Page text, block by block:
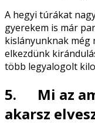
A hegyi túrákat
gyerekem is már
kislányunknak még
elkezdünk
több legyalogolt
5. Mi az
akarsz